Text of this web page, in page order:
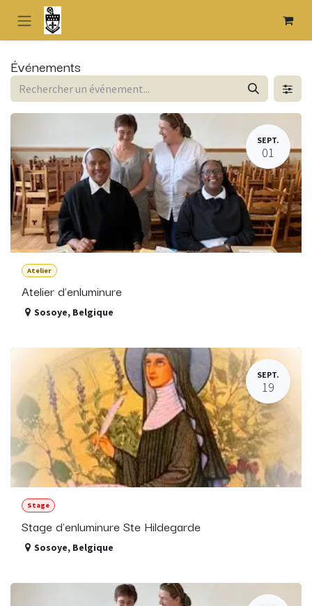
Se rendre au contenu
Événements
SEPT.
01
Atelier
Atelier d'enluminure
Sosoye, Belgique
SEPT.
19
Stage
Stage d'enluminure Ste Hildegarde
Sosoye, Belgique